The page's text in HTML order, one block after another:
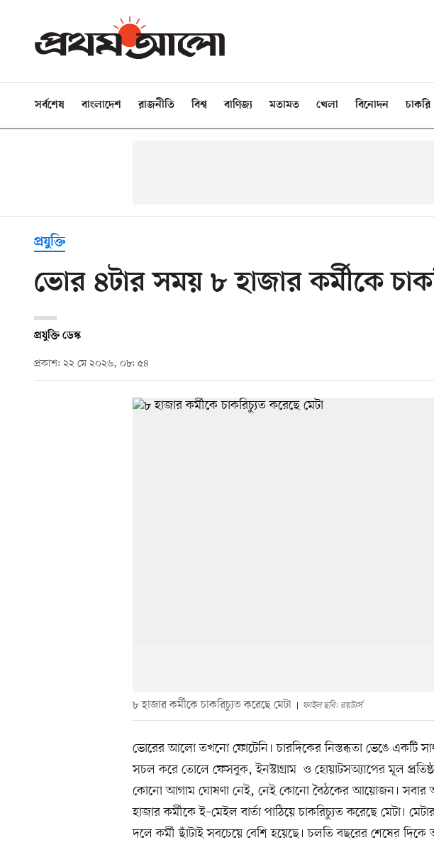
সর্বশেষ বাংলাদেশ রাজনীতি বিশ্ব বাণিজ্য মতামত খেলা বিনোদন চাকরি
প্রযুক্তি
ভোর ৪টার সময় ৮ হাজার কর্মীকে
প্রযুক্তি ডেস্ক
প্রকাশ: ২২ মে ২০২৬, ০৮: ৫৪
৮ হাজার কর্মীকে চাকরিচ্যুত করেছে মেটা ফাইল ছবি: রয়টার্স
ভোরের আলো তখনো ফোটেনি। চারদিকের নিস্তব্ধতা ভেঙে একটি
সচল করে তোলে ফেসবুক, ইনস্টাগ্রাম ও হোয়াটসঅ্যাপের মূল
কোনো আগাম ঘোষণা নেই, নেই কোনো বৈঠকের আয়োজন। সবার
হাজার কর্মীকে ই–মেইল বার্তা পাঠিয়ে চাকরিচ্যুত করেছে মেটা।
দলে কর্মী ছাঁটাই সবচেয়ে বেশি হয়েছে। চলতি বছরের শেষের দিকে